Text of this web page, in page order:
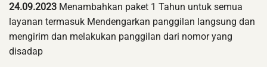
24.09.2023 Menambahkan paket 1 Tahun untuk semua
layanan termasuk Mendengarkan panggilan langsung dan
mengirim dan melakukan panggilan dari nomor yang
disadap